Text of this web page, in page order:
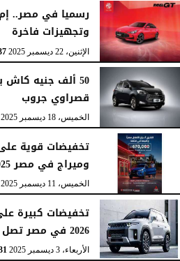
وتجهيزات فاخرة
الإثنين، 22 ديسمبر 2025
قصراوي جروب
الخميس، 18 ديسمبر 2025
تخفيضات قوية
وميراج في مصر 2025
الخميس، 11 ديسمبر 2025
2026 في مصر تصل إلى 100...
الأربعاء، 3 ديسمبر 2025